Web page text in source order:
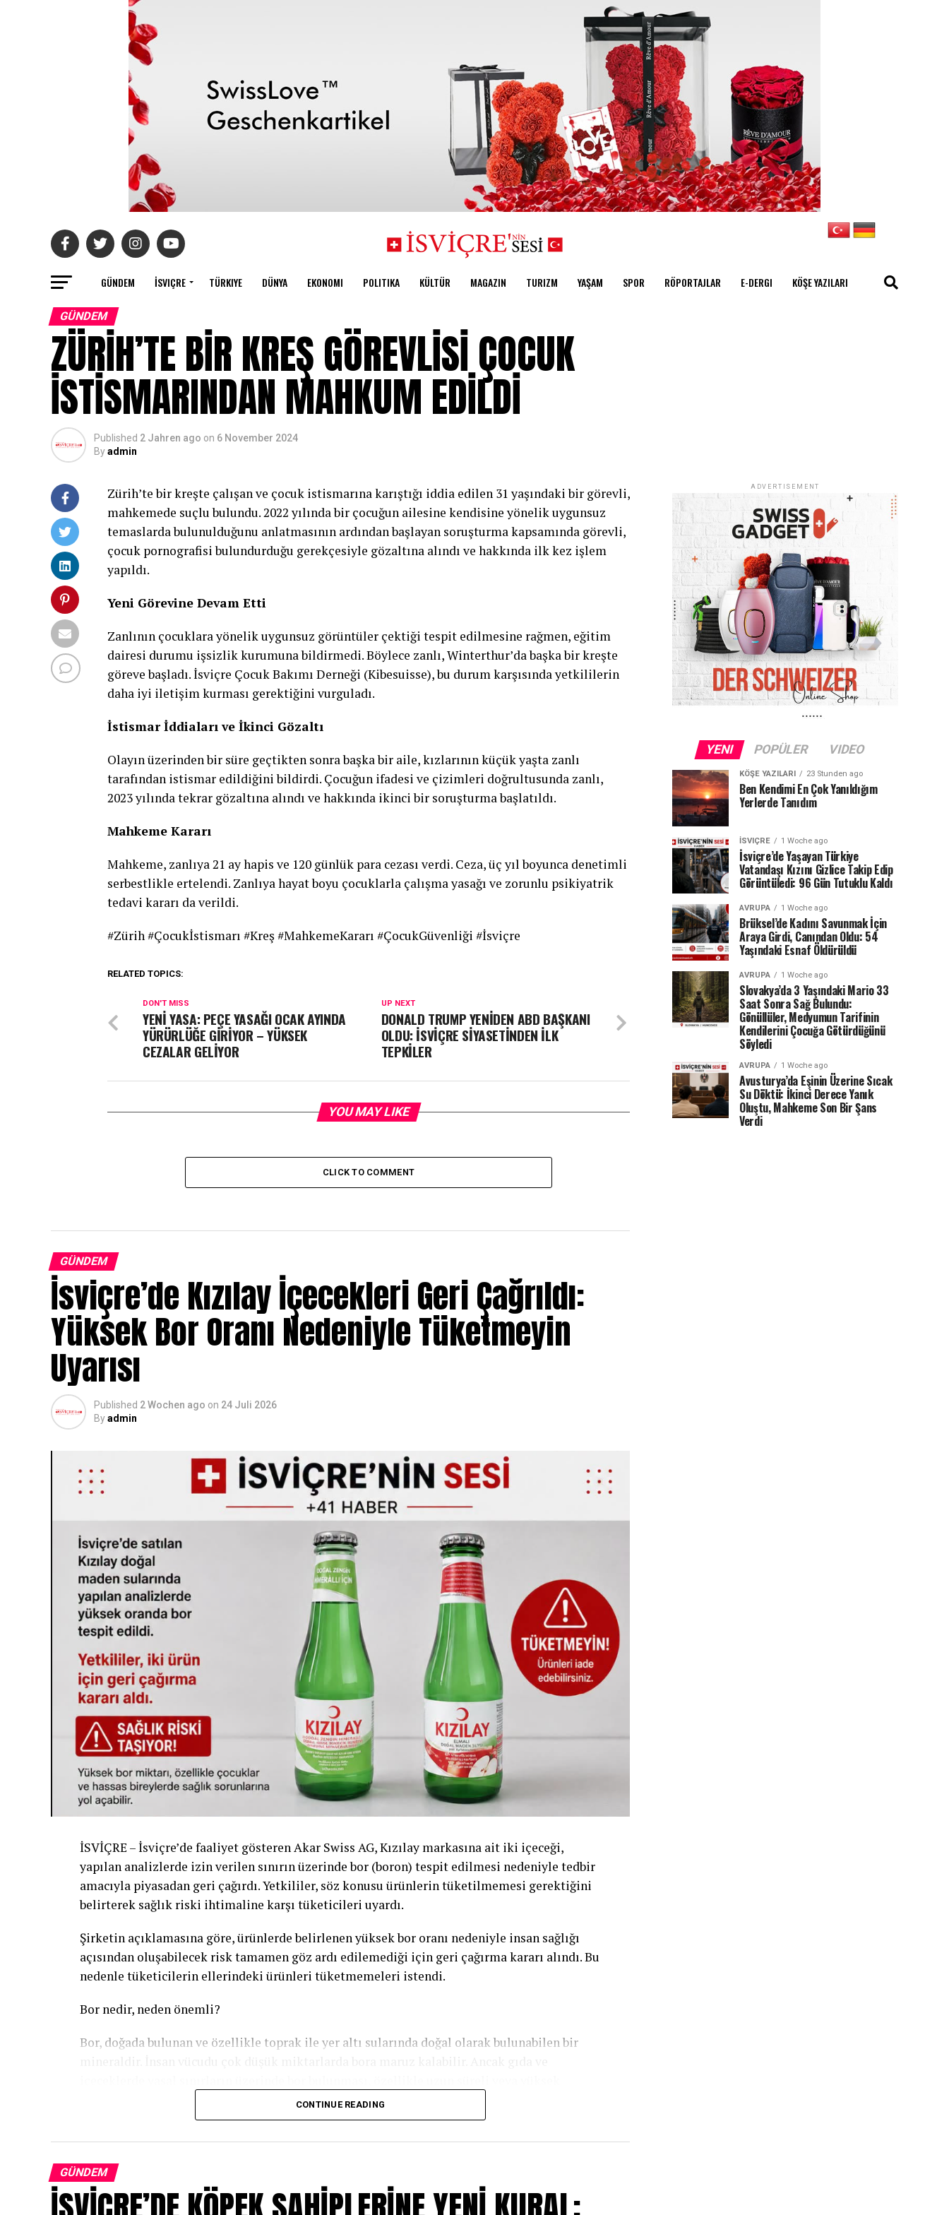
GÜNDEM İSVIÇRE TÜRKIYE DÜNYA EKONOMI POLITIKA KÜLTÜR MAGAZIN TURIZM YAŞAM SPOR RÖPORTAJLAR E-DERGI KÖŞE YAZILARI
GÜNDEM
ZÜRİH’TE BİR KREŞ GÖREVLİSİ ÇOCUK
İSTİSMARINDAN MAHKUM EDİLDİ
Published 2 Jahren ago on 6 November 2024
Byadmin
Zürih’te bir kreşte çalışan ve çocuk istismarına karıştığı iddia edilen 31 yaşındaki bir görevli,
mahkemede suçlu bulundu. 2022 yılında bir çocuğun ailesine kendisine yönelik uygunsuz
temaslarda bulunulduğunu anlatmasının ardından başlayan soruşturma kapsamında görevli,
çocuk pornografisi bulundurduğu gerekçesiyle gözaltına alındı ve hakkında ilk kez işlem
yapıldı.
Yeni Görevine Devam Etti
Zanlının çocuklara yönelik uygunsuz görüntüler çektiği tespit edilmesine rağmen, eğitim
dairesi durumu işsizlik kurumuna bildirmedi. Böylece zanlı, Winterthur’da başka bir kreşte
göreve başladı. İsviçre Çocuk Bakımı Derneği (Kibesuisse), bu durum karşısında yetkililerin
daha iyi iletişim kurması gerektiğini vurguladı.
İstismar İddiaları ve İkinci Gözaltı
Olayın üzerinden bir süre geçtikten sonra başka bir aile, kızlarının küçük yaşta zanlı
tarafından istismar edildiğini bildirdi. Çocuğun ifadesi ve çizimleri doğrultusunda zanlı,
2023 yılında tekrar gözaltına alındı ve hakkında ikinci bir soruşturma başlatıldı.
Mahkeme Kararı
Mahkeme, zanlıya 21 ay hapis ve 120 günlük para cezası verdi. Ceza, üç yıl boyunca denetimli
serbestlikle ertelendi. Zanlıya hayat boyu çocuklarla çalışma yasağı ve zorunlu psikiyatrik
tedavi kararı da verildi.
#Zürih #Çocukİstismarı #Kreş #MahkemeKararı #ÇocukGüvenliği #İsviçre
RELATED TOPICS:
UP NEXT
DONALD TRUMP YENİDEN ABD BAŞKANI
OLDU: İSVİÇRE SİYASETİNDEN İLK
TEPKİLER
DON'T MISS
YENİ YASA: PEÇE YASAĞI OCAK AYINDA
YÜRÜRLÜĞE GİRİYOR – YÜKSEK
CEZALAR GELİYOR
YOU MAY LIKE
CLICK TO COMMENT
GÜNDEM
İsviçre’de Kızılay İçecekleri Geri Çağrıldı:
Yüksek Bor Oranı Nedeniyle Tüketmeyin
Uyarısı
Published 2 Wochen ago on 24 Juli 2026
Byadmin
İSVİÇRE – İsviçre’de faaliyet gösteren Akar Swiss AG, Kızılay markasına ait iki içeceği,
yapılan analizlerde izin verilen sınırın üzerinde bor (boron) tespit edilmesi nedeniyle tedbir
amacıyla piyasadan geri çağırdı. Yetkililer, söz konusu ürünlerin tüketilmemesi gerektiğini
belirterek sağlık riski ihtimaline karşı tüketicileri uyardı.
Şirketin açıklamasına göre, ürünlerde belirlenen yüksek bor oranı nedeniyle insan sağlığı
açısından oluşabilecek risk tamamen göz ardı edilemediği için geri çağırma kararı alındı. Bu
nedenle tüketicilerin ellerindeki ürünleri tüketmemeleri istendi.
Bor nedir, neden önemli?
Bor, doğada bulunan ve özellikle toprak ile yer altı sularında doğal olarak bulunabilen bir
miktarda tüketilmesi halinde sağlık açısından risk oluşturabileceği için sıkı şekilde
ihtimalini dikkate alarak geri çağırma sürecini başlattı.
Geri çağrılan ürünler
CONTINUE READING
GÜNDEM
ADVERTISEMENT
YENI POPÜLER VIDEO
KÖŞE YAZILARI 23 Stunden ago
Ben Kendimi En Çok Yanıldığım
Yerlerde Tanıdım
İSVIÇRE 1 Woche ago
İsviçre’de Yaşayan Türkiye
Vatandaşı Kızını Gizlice Takip Edip
Görüntüledi: 96 Gün Tutuklu Kaldı
AVRUPA 1 Woche ago
Brüksel’de Kadını Savunmak İçin
Araya Girdi, Canından Oldu: 54
Yaşındaki Esnaf Öldürüldü
AVRUPA 1 Woche ago
Slovakya’da 3 Yaşındaki Mario 33
Saat Sonra Sağ Bulundu:
Gönüllüler, Medyumun Tarifinin
Kendilerini Çocuğa Götürdüğünü
Söyledi
AVRUPA 1 Woche ago
Avusturya’da Eşinin Üzerine Sıcak
Su Döktü: İkinci Derece Yanık
Oluştu, Mahkeme Son Bir Şans
Verdi